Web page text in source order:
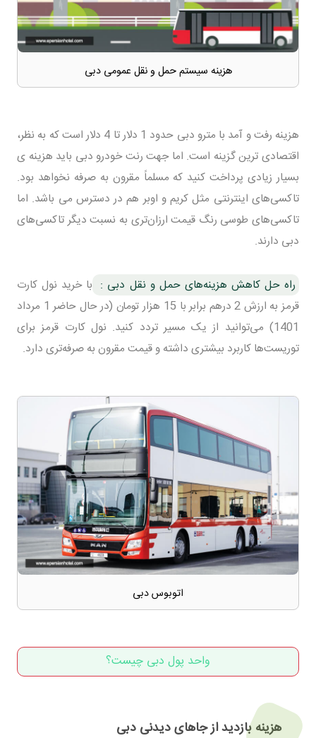
هزینه سیستم حمل و نقل عمومی دبی
هزینه رفت و آمد با مترو دبی حدود 1 دلار تا 4 دلار است که به نظر،
اقتصادی ترین گزینه است. اما جهت رنت خودرو دبی باید هزینه ی
بسیار زیادی پرداخت کنید که مسلماً مقرون به صرفه نخواهد بود.
تاکسی‌های اینترنتی مثل کریم و اوبر هم در دسترس می باشد. اما
تاکسی‌های طوسی رنگ قیمت ارزان‌تری به نسبت دیگر تاکسی‌های
دبی دارند.
راه حل کاهش هزینه‌های حمل و نقل دبی : با خرید نول کارت
قرمز به ارزش 2 درهم برابر با 15 هزار تومان (در حال حاضر 1 مرداد
1401) می‌توانید از یک مسیر تردد کنید. نول کارت قرمز برای
توریست‌ها کاربرد بیشتری داشته و قیمت مقرون به صرفه‌تری دارد.
اتوبوس دبی
واحد پول دبی چیست؟
هزینه بازدید از جاهای دیدنی دبی